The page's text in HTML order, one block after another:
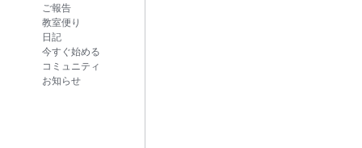
ご報告
教室便り
日記
今すぐ始める
コミュニティ
お知らせ